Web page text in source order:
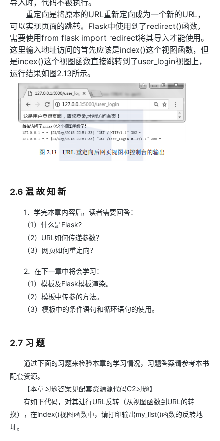
导入时，代码不被执行。
重定向是将原本的URL重新定向成为一个新的URL，
可以实现页面的跳转。Flask中使用到了redirect()函数，
需要使用from flask import redirect将其导入才能使用。
这里输入地址访问的首先应该是index()这个视图函数，但
是index()这个视图函数直接跳转到了user_login视图上，
运行结果如图2.13所示。
2.6 温 故 知 新
1．学完本章内容后，读者需要回答：
（1）什么是Flask?
（2）URL如何传递参数？
（3）网页如何重定向？
2．在下一章中将会学习：
（1）模板及Flask模板渲染。
（2）模板中传参的方法。
（3）模板中的条件语句和循环语句的使用。
2.7 习 题
通过下面的习题来检验本章的学习情况，习题答案请参考本书
配套资源。
【本章习题答案见配套资源源代码C2习题】
有如下代码，对其进行URL反转（从视图函数到URL的转
换），在index()视图函数中，请打印输出my_list()函数的反转地
址。